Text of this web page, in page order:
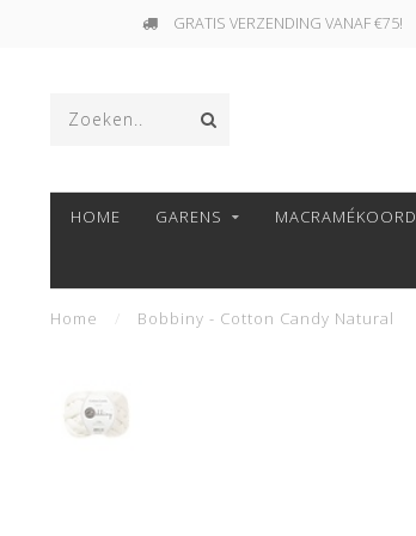
GRATIS VERZENDING VANAF €75!
HOME GARENS MACRAMÉKOORD
Home Bobbiny - Cotton Candy Natural